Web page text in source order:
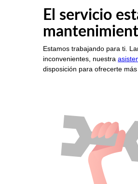
El servicio
Estamos trabajando para ti.
inconvenientes, nuestra
disposición para ofrecerte